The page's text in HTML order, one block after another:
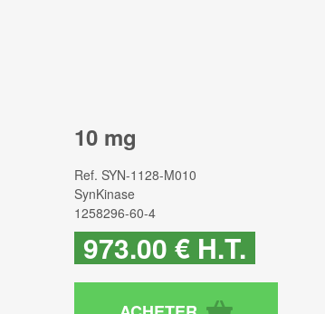
10 mg
Ref. SYN-1128-M010
SynKinase
1258296-60-4
973.00 € H.T.